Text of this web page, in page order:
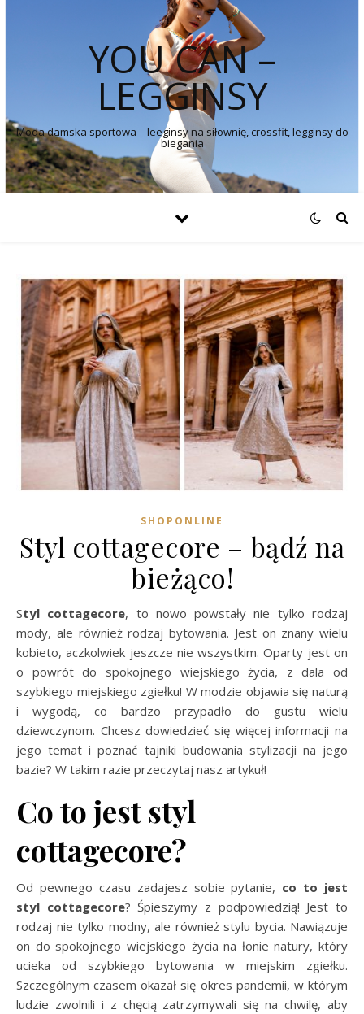
YOU CAN –
LEGGINSY
Moda damska sportowa – leeginsy na siłownię, crossfit, legginsy do
biegania
SHOPONLINE
Styl cottagecore – bądź na
bieżąco!
Styl cottagecore, to nowo powstały nie tylko rodzaj
mody, ale również rodzaj bytowania. Jest on znany wielu
kobieto, aczkolwiek jeszcze nie wszystkim. Oparty jest on
o powrót do spokojnego wiejskiego życia, z dala od
szybkiego miejskiego zgiełku! W modzie objawia się naturą
i wygodą, co bardzo przypadło do gustu wielu
dziewczynom. Chcesz dowiedzieć się więcej informacji na
jego temat i poznać tajniki budowania stylizacji na jego
bazie? W takim razie przeczytaj nasz artykuł!
Co to jest styl
cottagecore?
Od pewnego czasu zadajesz sobie pytanie, co to jest
styl cottagecore? Śpieszymy z podpowiedzią! Jest to
rodzaj nie tylko modny, ale również stylu bycia. Nawiązuje
on do spokojnego wiejskiego życia na łonie natury, który
ucieka od szybkiego bytowania w miejskim zgiełku.
Szczególnym czasem okazał się okres pandemii, w którym
ludzie zwolnili i z chęcią zatrzymywali się na chwilę, aby